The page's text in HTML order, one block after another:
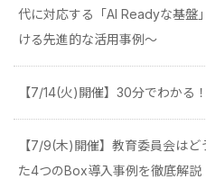
代に対応する「AI Readyな基盤
ける先進的な活用事例〜
【7/14(火)開催】30分でわか
【7/9(木)開催】教育委員会は
た4つのBox導入事例を徹底解説